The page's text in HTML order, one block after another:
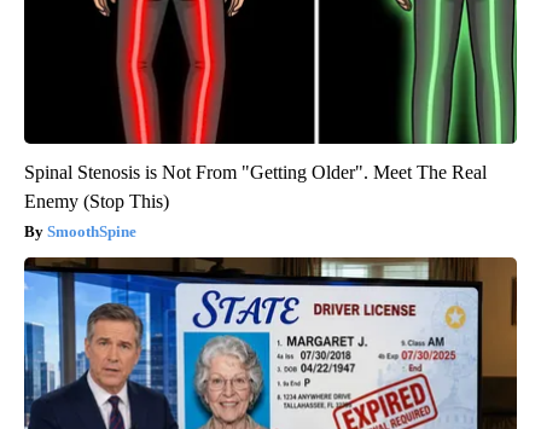
Spinal Stenosis is Not From "Getting Older". Meet The Real
Enemy (Stop This)
SmoothSpine